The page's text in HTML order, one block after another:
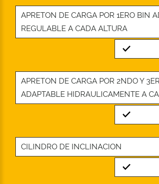
APRETON DE CARGA POR 1ERO BIN
REGULABLE A CADA ALTURA
Standard
APRETON DE CARGA POR 2NDO Y
ADAPTABLE HIDRAULICAMENTE A
Standard
CILINDRO DE INCLINACION
Standard